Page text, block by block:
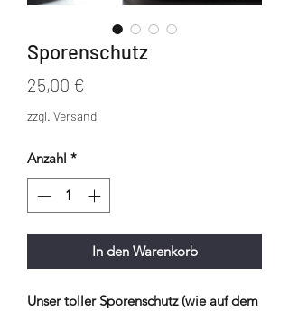
Sporenschutz
25,00 €
zzgl. Versand
Anzahl *
In den Warenkorb
Unser toller Sporenschutz (wie auf dem